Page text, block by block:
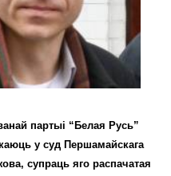
партыі “Белая Русь”
у суд Першамайскага
супраць яго распачатая